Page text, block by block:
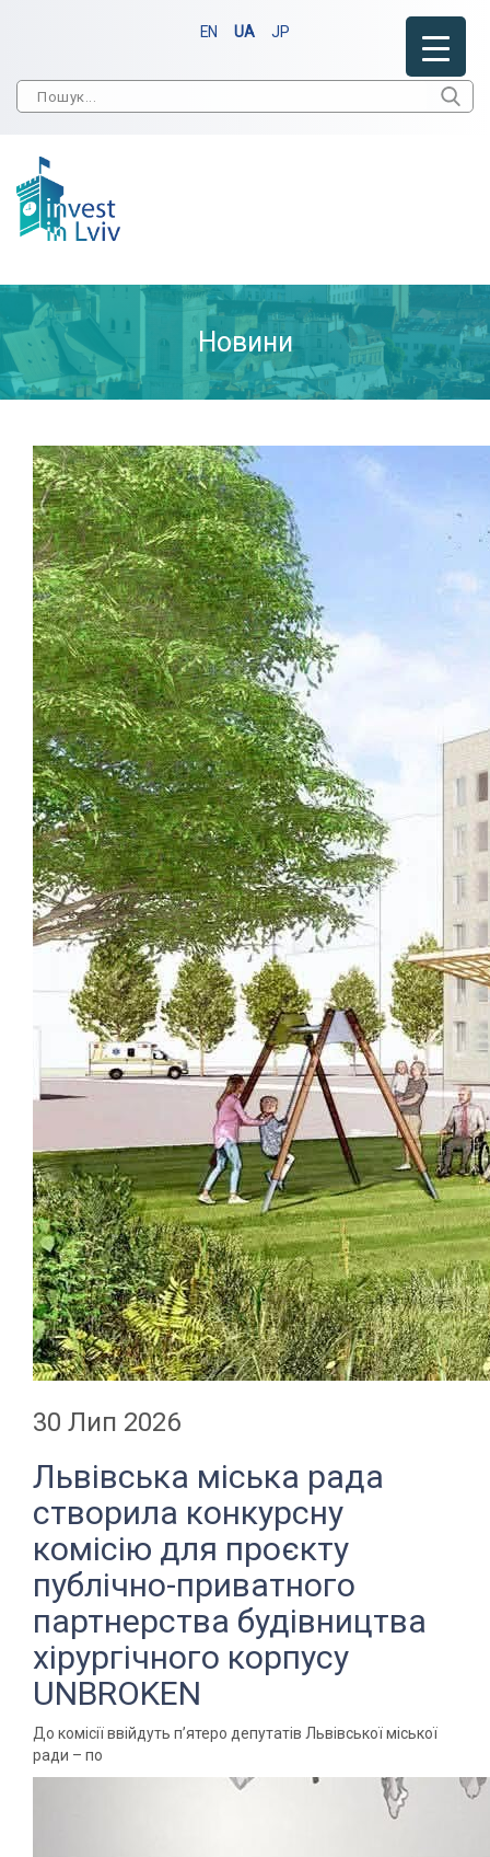
EN UA JP
Новини
30 Лип 2026
Львівська міська рада
створила конкурсну
комісію для проєкту
публічно-приватного
партнерства будівництва
хірургічного корпусу
UNBROKEN
До комісії ввійдуть п’ятеро депутатів Львівської міської
ради – по